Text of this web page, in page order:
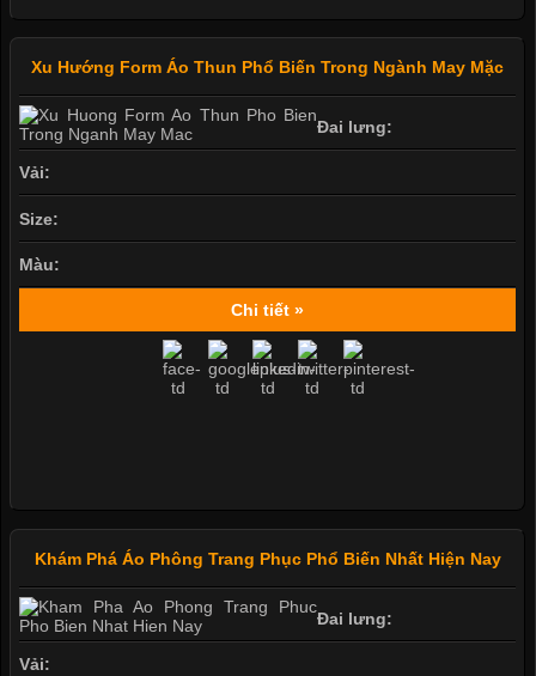
Xu Hướng Form Áo Thun Phổ Biến Trong Ngành May Mặc
Đai lưng:
Vải:
Size:
Màu:
Chi tiết »
Khám Phá Áo Phông Trang Phục Phổ Biến Nhất Hiện Nay
Đai lưng:
Vải: